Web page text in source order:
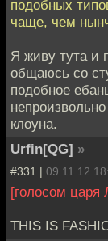
подобных
чаще, чем
Я живу тута и
общаюсь со
подобное
клоуна.
Urfin[QG] »
#331 | 09.11.12
[голосом царя
THIS IS